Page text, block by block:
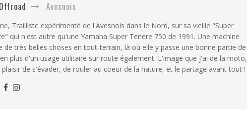
Avesnois
Trailliste expérimenté de l'Avesnois dans le Nord, sur sa vieille "Super
qui n'est autre qu'une Yamaha Super Tenere 750 de 1991. Une machine
de très belles choses en tout-terrain, là où elle y passe une bonne partie de
plus d'un usage utilitaire sur route également. L'image que j'ai de la moto,
plaisir de s'évader, de rouler au coeur de la nature, et le partage avant tout !